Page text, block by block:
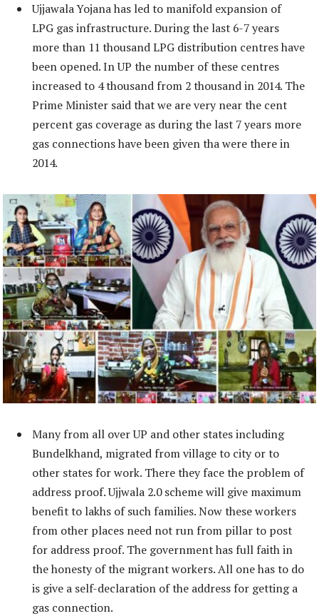
Ujjawala Yojana has led to manifold expansion of
LPG gas infrastructure. During the last 6-7 years
more than 11 thousand LPG distribution centres have
been opened. In UP the number of these centres
increased to 4 thousand from 2 thousand in 2014. The
Prime Minister said that we are very near the cent
percent gas coverage as during the last 7 years more
gas connections have been given tha were there in
2014.
Many from all over UP and other states including
Bundelkhand, migrated from village to city or to
other states for work. There they face the problem of
address proof. Ujjwala 2.0 scheme will give maximum
benefit to lakhs of such families. Now these workers
from other places need not run from pillar to post
for address proof. The government has full faith in
the honesty of the migrant workers. All one has to do
is give a self-declaration of the address for getting a
gas connection.